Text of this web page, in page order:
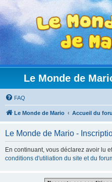
Le Monde de
FAQ
Le Monde de Mario Accueil du
Le Monde de Mario -
En continuant, vous déclarez avoir lu
conditions d'utiliation du site et du